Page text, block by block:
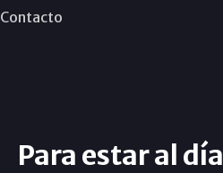
Contacto
Para estar al día